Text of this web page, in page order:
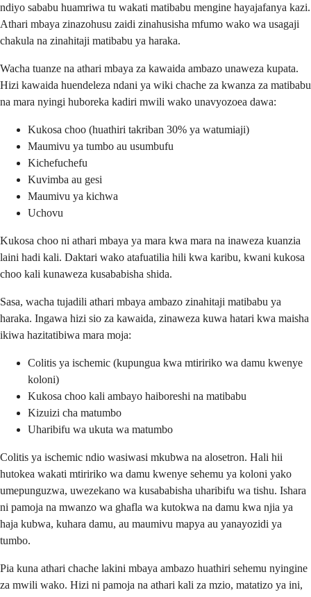
ndiyo sababu huamriwa tu wakati matibabu mengine hayajafanya kazi.
Athari mbaya zinazohusu zaidi zinahusisha mfumo wako wa usagaji
chakula na zinahitaji matibabu ya haraka.
Wacha tuanze na athari mbaya za kawaida ambazo unaweza kupata.
Hizi kawaida huendeleza ndani ya wiki chache za kwanza za matibabu
na mara nyingi huboreka kadiri mwili wako unavyozoea dawa:
Kukosa choo (huathiri takriban 30% ya watumiaji)
Maumivu ya tumbo au usumbufu
Kichefuchefu
Kuvimba au gesi
Maumivu ya kichwa
Uchovu
Kukosa choo ni athari mbaya ya mara kwa mara na inaweza kuanzia
laini hadi kali. Daktari wako atafuatilia hili kwa karibu, kwani kukosa
choo kali kunaweza kusababisha shida.
Sasa, wacha tujadili athari mbaya ambazo zinahitaji matibabu ya
haraka. Ingawa hizi sio za kawaida, zinaweza kuwa hatari kwa maisha
ikiwa hazitatibiwa mara moja:
Colitis ya ischemic (kupungua kwa mtiririko wa damu kwenye
koloni)
Kukosa choo kali ambayo haiboreshi na matibabu
Kizuizi cha matumbo
Uharibifu wa ukuta wa matumbo
Colitis ya ischemic ndio wasiwasi mkubwa na alosetron. Hali hii
hutokea wakati mtiririko wa damu kwenye sehemu ya koloni yako
umepunguzwa, uwezekano wa kusababisha uharibifu wa tishu. Ishara
ni pamoja na mwanzo wa ghafla wa kutokwa na damu kwa njia ya
haja kubwa, kuhara damu, au maumivu mapya au yanayozidi ya
tumbo.
Pia kuna athari chache lakini mbaya ambazo huathiri sehemu nyingine
za mwili wako. Hizi ni pamoja na athari kali za mzio, matatizo ya ini,